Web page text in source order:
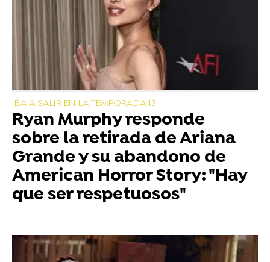
IBA A SALIR EN LA TEMPORADA 13
Ryan Murphy responde
sobre la retirada de Ariana
Grande y su abandono de
American Horror Story: "Hay
que ser respetuosos"